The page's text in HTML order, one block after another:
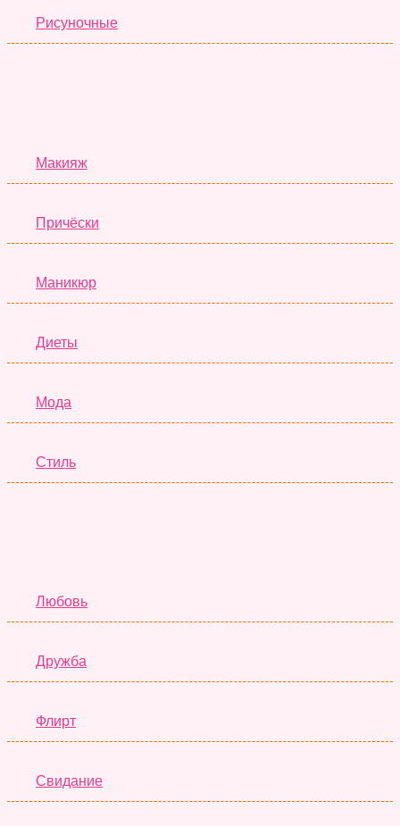
Рисуночные
Макияж
Причёски
Маникюр
Диеты
Мода
Стиль
Любовь
Дружба
Флирт
Свидание